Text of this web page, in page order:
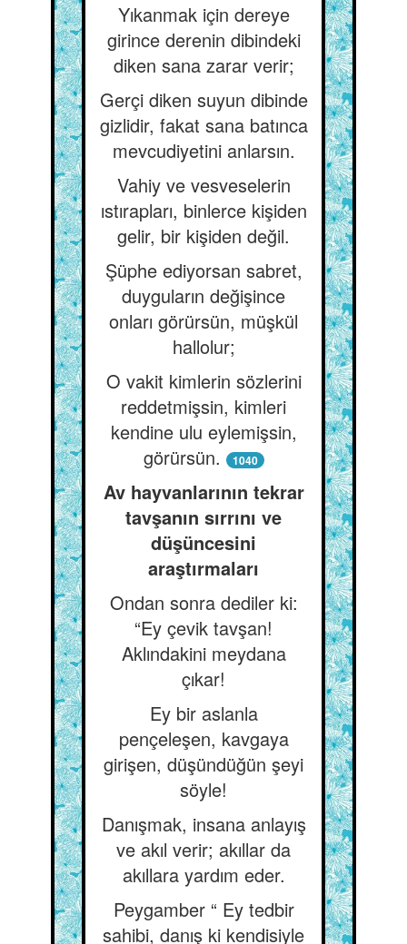
Yıkanmak için dereye
girince derenin dibindeki
diken sana zarar verir;
Gerçi diken suyun dibinde
gizlidir, fakat sana batınca
mevcudiyetini anlarsın.
Vahiy ve vesveselerin
ıstırapları, binlerce kişiden
gelir, bir kişiden değil.
Şüphe ediyorsan sabret,
duyguların değişince
onları görürsün, müşkül
hallolur;
O vakit kimlerin sözlerini
reddetmişsin, kimleri
kendine ulu eylemişsin,
görürsün.
1040
Av hayvanlarının tekrar
tavşanın sırrını ve
düşüncesini
araştırmaları
Ondan sonra dediler ki:
“Ey çevik tavşan!
Aklındakini meydana
çıkar!
Ey bir aslanla
pençeleşen, kavgaya
girişen, düşündüğün şeyi
söyle!
Danışmak, insana anlayış
ve akıl verir; akıllar da
akıllara yardım eder.
Peygamber “ Ey tedbir
sahibi, danış ki kendisiyle